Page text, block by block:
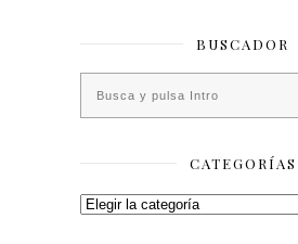
BUSCADOR
CATEGORÍAS
Categorías